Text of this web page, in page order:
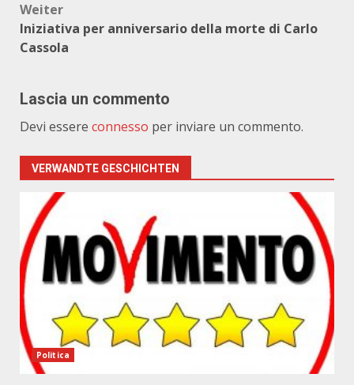
Weiter
Iniziativa per anniversario della morte di Carlo
Cassola
Lascia un commento
Devi essere connesso per inviare un commento.
VERWANDTE GESCHICHTEN
Politica